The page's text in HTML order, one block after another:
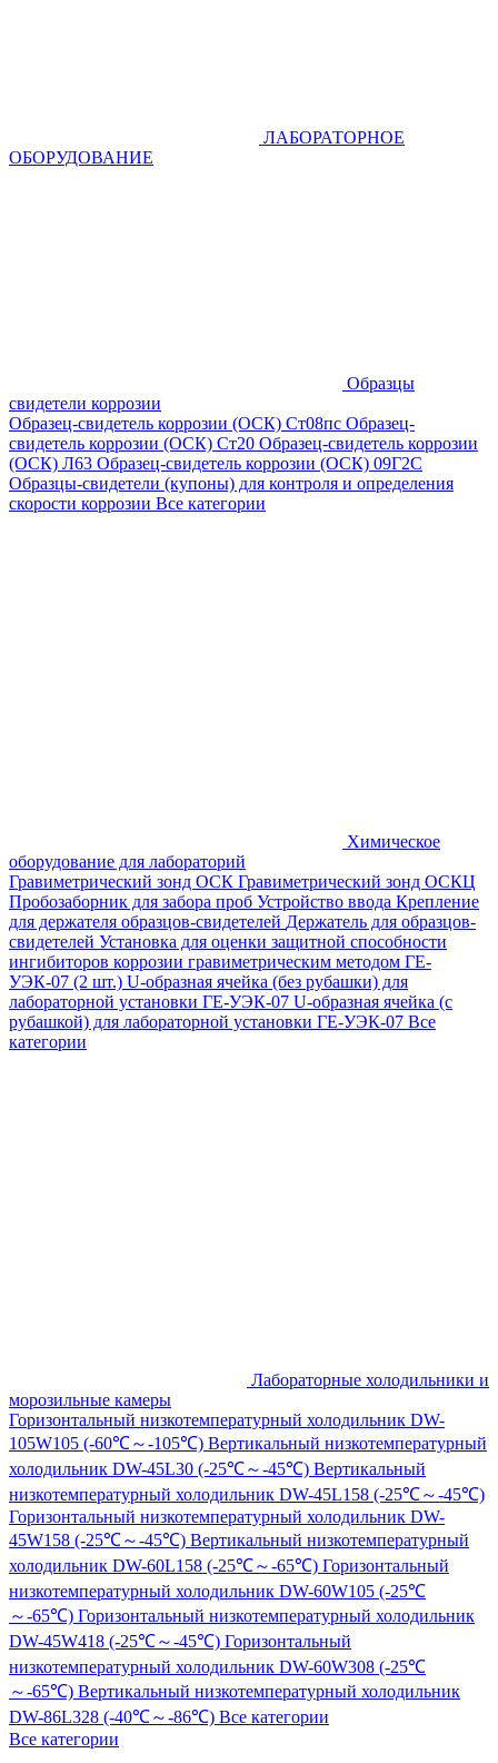
ЛАБОРАТОРНОЕ
ОБОРУДОВАНИЕ
Образцы
свидетели коррозии
Образец-свидетель коррозии (ОСК) Ст08пс Образец-
свидетель коррозии (ОСК) Ст20 Образец-свидетель коррозии
(ОСК) Л63 Образец-свидетель коррозии (ОСК) 09Г2С
Образцы-свидетели (купоны) для контроля и определения
скорости коррозии Все категории
Химическое
оборудование для лабораторий
Гравиметрический зонд ОСК Гравиметрический зонд ОСКЦ
Пробозаборник для забора проб Устройство ввода Крепление
для держателя образцов-свидетелей Держатель для образцов-
свидетелей Установка для оценки защитной способности
ингибиторов коррозии гравиметрическим методом ГЕ-
УЭК-07 (2 шт.) U-образная ячейка (без рубашки) для
лабораторной установки ГЕ-УЭК-07 U-образная ячейка (с
рубашкой) для лабораторной установки ГЕ-УЭК-07 Все
категории
Лабораторные холодильники и
морозильные камеры
Горизонтальный низкотемпературный холодильник DW-
105W105 (-60℃～-105℃) Вертикальный низкотемпературный
холодильник DW-45L30 (-25℃～-45℃) Вертикальный
низкотемпературный холодильник DW-45L158 (-25℃～-45℃)
Горизонтальный низкотемпературный холодильник DW-
45W158 (-25℃～-45℃) Вертикальный низкотемпературный
холодильник DW-60L158 (-25℃～-65℃) Горизонтальный
низкотемпературный холодильник DW-60W105 (-25℃
～-65℃) Горизонтальный низкотемпературный холодильник
DW-45W418 (-25℃～-45℃) Горизонтальный
низкотемпературный холодильник DW-60W308 (-25℃
～-65℃) Вертикальный низкотемпературный холодильник
DW-86L328 (-40℃～-86℃) Все категории
Все категории